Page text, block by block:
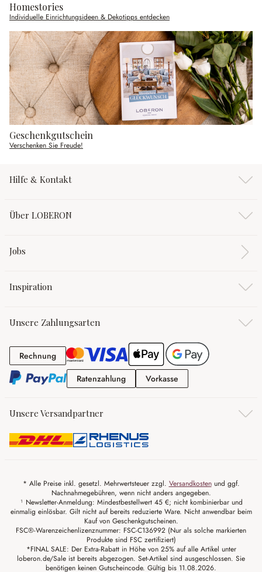
Homestories
Individuelle Einrichtungsideen & Dekotipps entdecken
Geschenkgutschein
Verschenken Sie Freude!
Hilfe & Kontakt
Über LOBERON
Jobs
Inspiration
Unsere Zahlungsarten
RechnungRechnung
RatenzahlungRatenzahlung
Vorkasse
Unsere Versandpartner
* Alle Preise inkl. gesetzl. Mehrwertsteuer zzgl. Versandkostenund ggf.
Nachnahmegebühren, wenn nicht anders angegeben.
¹ Newsletter-Anmeldung: Mindestbestellwert 45 €; nicht kombinierbar und
einmalig einlösbar. Gilt nicht auf bereits reduzierte Ware. Nicht anwendbar beim
Kauf von Geschenkgutscheinen.
FSC®-Warenzeichenlizenznummer: FSC-C136992 (Nur als solche markierten
Produkte sind FSC zertifiziert)
*FINAL SALE: Der Extra-Rabatt in Höhe von 25% auf alle Artikel unter
loberon.de/Sale ist bereits abgezogen. Set-Artikel sind ausgeschlossen. Sie
benötigen keinen Gutscheincode. Gültig bis 11.08.2026.